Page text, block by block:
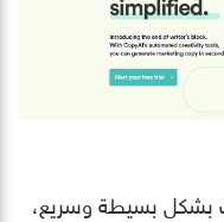
بشكل بسيطة وسريع،